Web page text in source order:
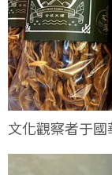
文化觀察者于